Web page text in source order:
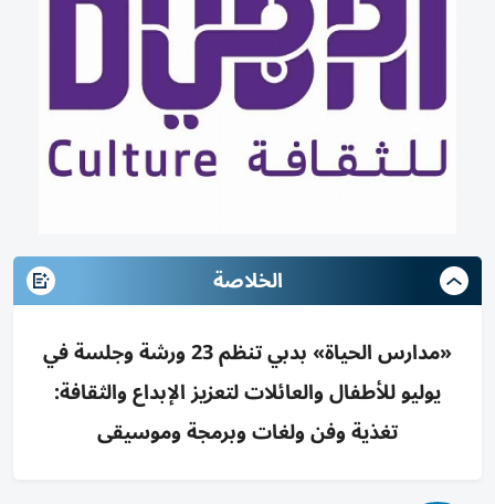
الخلاصة
«مدارس الحياة» بدبي تنظم 23 ورشة وجلسة في
يوليو للأطفال والعائلات لتعزيز الإبداع والثقافة:
تغذية وفن ولغات وبرمجة وموسيقى